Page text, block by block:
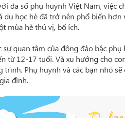
đa số phụ huynh Việt Nam, việc
học hè đã trở nên phổ biến hơn
mùa hè thú vị, bổ ích.
quan tâm của đông đảo bậc
từ 12-17 tuổi. Và xu hướng cho
Phụ huynh và các bạn nhỏ
đình.